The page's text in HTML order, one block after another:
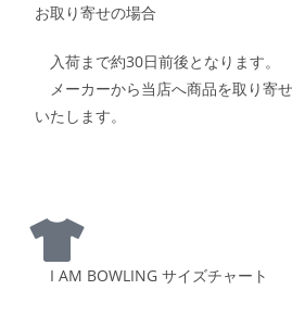
お取り寄せの場合
入荷まで約30日前後となります。
メーカーから当店へ商品を取り寄
いたします。
I AM BOWLING サイズチャート